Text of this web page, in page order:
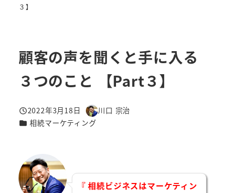
３】
顧客の声を聞くと手に入る
３つのこと 【Part３】
投稿日
2022年3月18日
著
者
川口 宗治
カテゴリー
相続マーケティング
『 相続ビジネスはマーケティン